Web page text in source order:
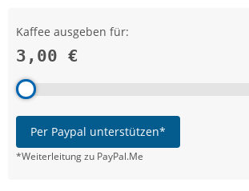
Kaffee ausgeben für:
3,00 €
Per Paypal unterstützen*
*Weiterleitung zu PayPal.Me